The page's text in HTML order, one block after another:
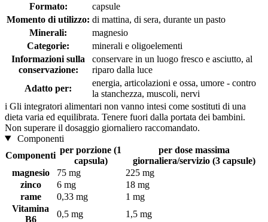
Formato:
capsule
Momento di utilizzo: di mattina, di sera, durante un pasto
Minerali:
magnesio
Categorie:
minerali e oligoelementi
Informazioni sulla
conservazione:
conservare in un luogo fresco e asciutto, al
riparo dalla luce
Adatto per:
energia, articolazioni e ossa, umore - contro
la stanchezza, muscoli, nervi
i Gli integratori alimentari non vanno intesi come sostituti di una
dieta varia ed equilibrata. Tenere fuori dalla portata dei bambini.
Non superare il dosaggio giornaliero raccomandato.
Componenti
Componenti
per porzione (1
capsula)
per dose massima
giornaliera/servizio (3 capsule)
magnesio
75 mg
225 mg
zinco
6 mg
18 mg
rame
0,33 mg
1 mg
Vitamina
B6
0,5 mg 1,5 mg